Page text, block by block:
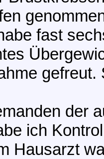
fast
der
ich
Hausarzt